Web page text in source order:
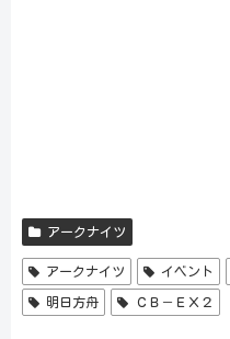
アークナイツ
アークナイツ イベント
明日方舟 ＣＢ－ＥＸ２